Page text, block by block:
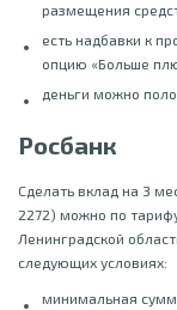
размещения
есть надбавки к
опцию «Больше
деньги можно
Росбанк
Сделать вклад на 3
2272) можно по
Ленинградской
следующих условиях:
минимальная